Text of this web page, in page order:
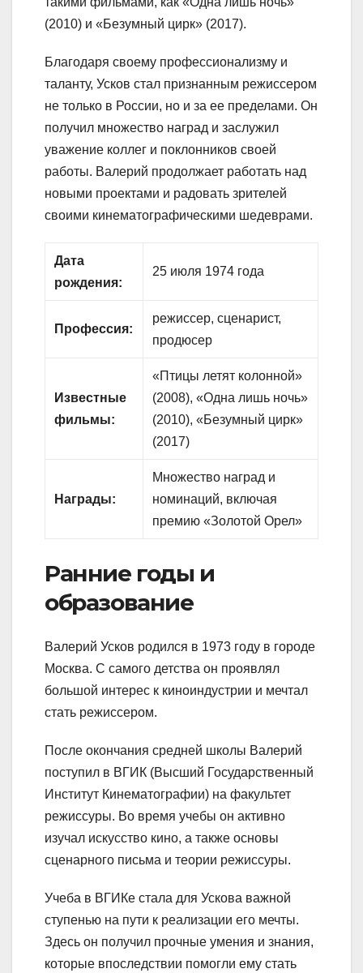
(2010) и «Безумный цирк» (2017).
Благодаря своему профессионализму и
таланту, Усков стал признанным режиссером
не только в России, но и за ее пределами. Он
получил множество наград и заслужил
уважение коллег и поклонников своей
работы. Валерий продолжает работать над
новыми проектами и радовать зрителей
своими кинематографическими шедеврами.
Дата
рождения:
25 июля 1974 года
Профессия:
режиссер, сценарист,
продюсер
Известные
фильмы:
«Птицы летят колонной»
(2008), «Одна лишь ночь»
(2010), «Безумный цирк»
(2017)
Награды:
Множество наград и
номинаций, включая
премию «Золотой Орел»
Ранние годы и
образование
Валерий Усков родился в 1973 году в городе
Москва. С самого детства он проявлял
большой интерес к киноиндустрии и мечтал
стать режиссером.
После окончания средней школы Валерий
поступил в ВГИК (Высший Государственный
Институт Кинематографии) на факультет
режиссуры. Во время учебы он активно
изучал искусство кино, а также основы
сценарного письма и теории режиссуры.
Учеба в ВГИКе стала для Ускова важной
ступенью на пути к реализации его мечты.
Здесь он получил прочные умения и знания,
которые впоследствии помогли ему стать